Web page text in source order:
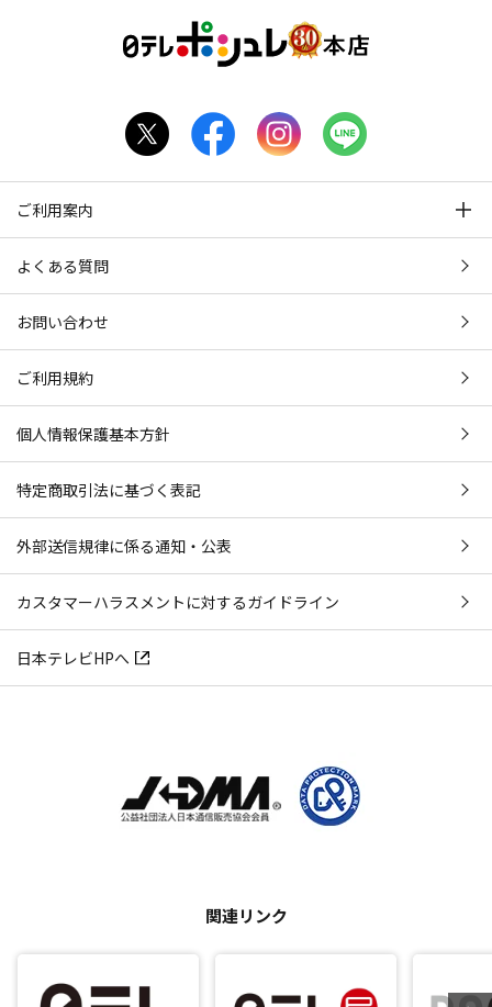
ご利用案内
よくある質問
お問い合わせ
ご利用規約
個人情報保護基本方針
特定商取引法に基づく表記
外部送信規律に係る通知・公表
カスタマーハラスメントに対するガイドライン
日本テレビHPへ
関連リンク